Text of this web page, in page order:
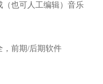
（也可人工编辑）音乐